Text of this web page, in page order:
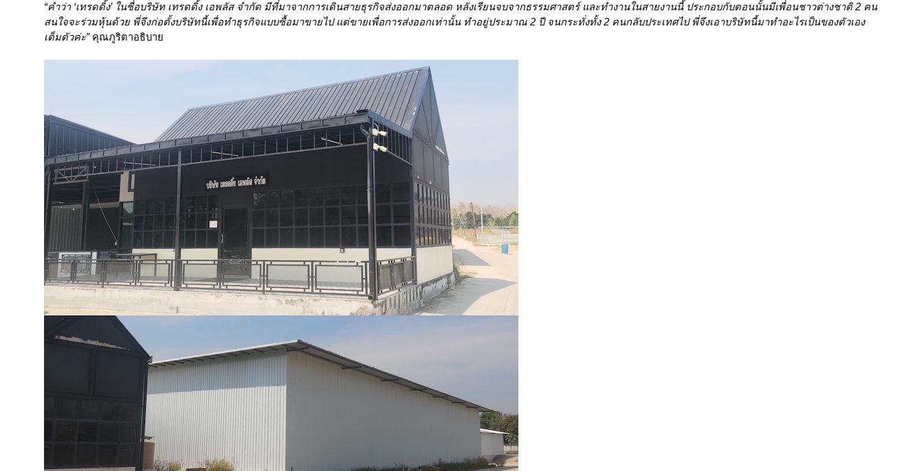
“คำว่า ‘เทรดดิ้ง’ ในชื่อบริษัท เทรดดิ้ง เอพลัส จำกัด มีที่มาจากการเดินสายธุรกิจส่งออกมาตลอด หลังเรียนจบจากธรรมศาสตร์ และทำงานในสายงานนี้ ประกอบกับตอนนั้นมีเพื่อนชาวต่างชาติ 2 คน
สนใจจะร่วมหุ้นด้วย พี่จึงก่อตั้งบริษัทนี้เพื่อทำธุรกิจแบบซื้อมาขายไป แต่ขายเพื่อการส่งออกเท่านั้น ทำอยู่ประมาณ 2 ปี จนกระทั่งทั้ง 2 คนกลับประเทศไป พี่จึงเอาบริษัทนี้มาทำอะไรเป็นของตัวเอง
เต็มตัวค่ะ”คุณภูริตาอธิบาย